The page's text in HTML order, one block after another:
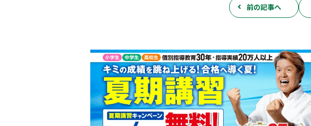
前の記事へ